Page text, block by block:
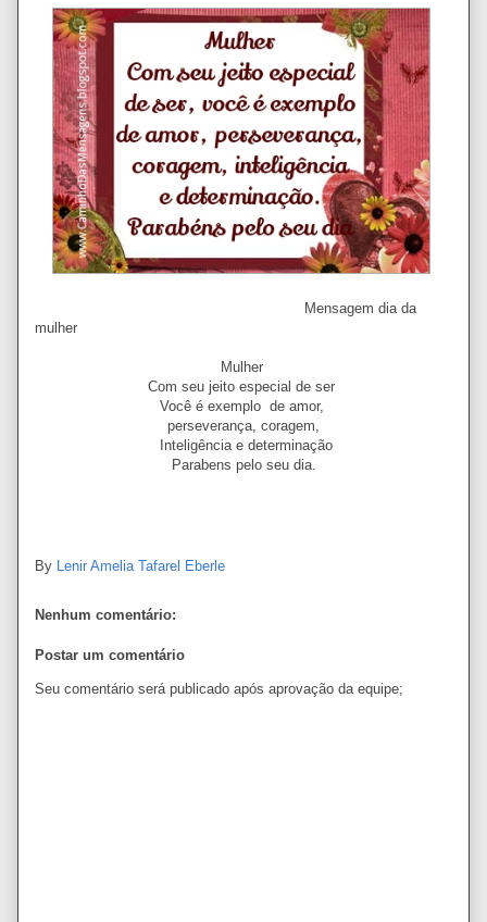
Mensagem dia da
mulher
Mulher
Com seu jeito especial de ser
Você é exemplo de amor,
perseverança, coragem,
Inteligência e determinação
Parabens pelo seu dia.
By Lenir Amelia Tafarel Eberle
Nenhum comentário:
Postar um comentário
Seu comentário será publicado após aprovação da equipe;